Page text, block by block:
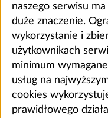
naszego serwisu
duże znaczenie.
wykorzystanie i
użytkownikach
minimum
usług na
cookies
prawidłowego